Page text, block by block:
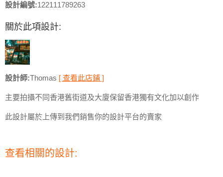
設計編號:122111789263
關於此項設計:
設計師:Thomas [ 查看此店鋪 ]
主要拍攝不同香港舊街道及大廈保留香港獨有文化加以創作
此設計屬於上傳到我們銷售你的設計平台的賣家
查看相關的設計: